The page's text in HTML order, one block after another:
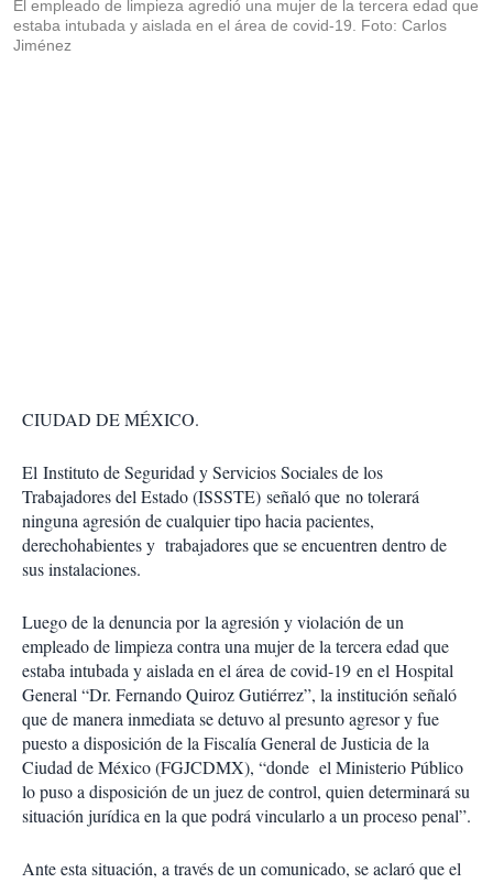
El empleado de limpieza agredió una mujer de la tercera edad que
estaba intubada y aislada en el área de covid-19. Foto: Carlos
Jiménez
CIUDAD DE MÉXICO.
El Instituto de Seguridad y Servicios Sociales de los
Trabajadores del Estado (ISSSTE) señaló que no tolerará
ninguna agresión de cualquier tipo hacia pacientes,
derechohabientes y trabajadores que se encuentren dentro de
sus instalaciones.
Luego de la denuncia por la agresión y violación de un
empleado de limpieza contra una mujer de la tercera edad que
estaba intubada y aislada en el área de covid-19 en el Hospital
General “Dr. Fernando Quiroz Gutiérrez”, la institución señaló
que de manera inmediata se detuvo al presunto agresor y fue
puesto a disposición de la Fiscalía General de Justicia de la
Ciudad de México (FGJCDMX), “donde el Ministerio Público
lo puso a disposición de un juez de control, quien determinará su
situación jurídica en la que podrá vincularlo a un proceso penal”.
Ante esta situación, a través de un comunicado, se aclaró que el